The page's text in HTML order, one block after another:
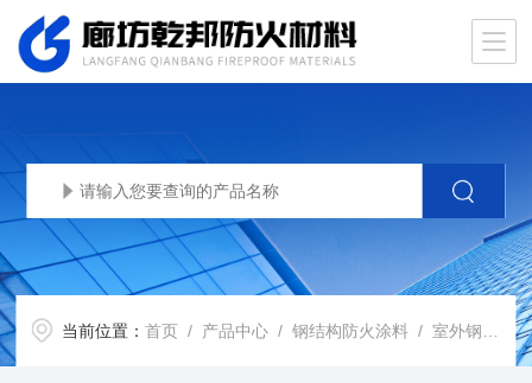
当前位置：首页 / 产品中心 /钢结构防火涂料 /室外钢结构防火涂料